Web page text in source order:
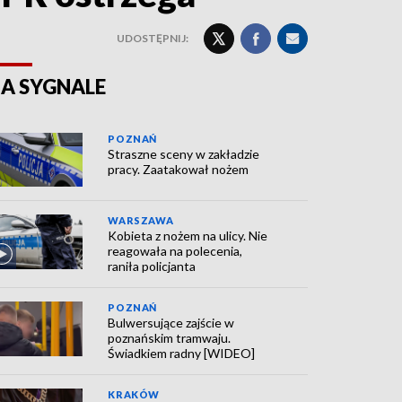
UDOSTĘPNIJ:
SYGNALE
POZNAŃ
Straszne sceny w zakładzie
pracy. Zaatakował nożem
WARSZAWA
Kobieta z nożem na ulicy. Nie
reagowała na polecenia,
raniła policjanta
POZNAŃ
Bulwersujące zajście w
poznańskim tramwaju.
Świadkiem radny [WIDEO]
KRAKÓW